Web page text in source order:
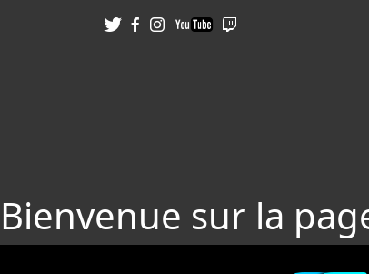
Bienvenue sur la